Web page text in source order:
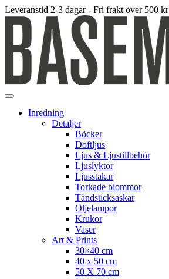
Leveranstid 2-3 dagar - Fri frakt över 500 kr
Inredning
Detaljer
Böcker
Doftljus
Ljus & Ljustillbehör
Ljuslyktor
Ljusstakar
Torkade blommor
Tändsticksaskar
Oljelampor
Krukor
Vaser
Art & Prints
30×40 cm
40 x 50 cm
50 X 70 cm